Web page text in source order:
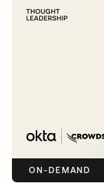
ON-DEMAND